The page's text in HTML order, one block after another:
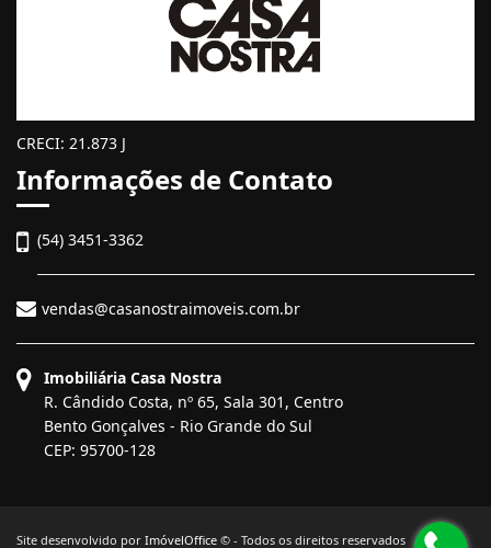
CRECI: 21.873 J
Informações de Contato
(54) 3451-3362
vendas@casanostraimoveis.com.br
Imobiliária Casa Nostra
R. Cândido Costa, nº 65, Sala 301, Centro
Bento Gonçalves - Rio Grande do Sul
CEP: 95700-128
Site desenvolvido por ImóvelOffice © - Todos os direitos reservados